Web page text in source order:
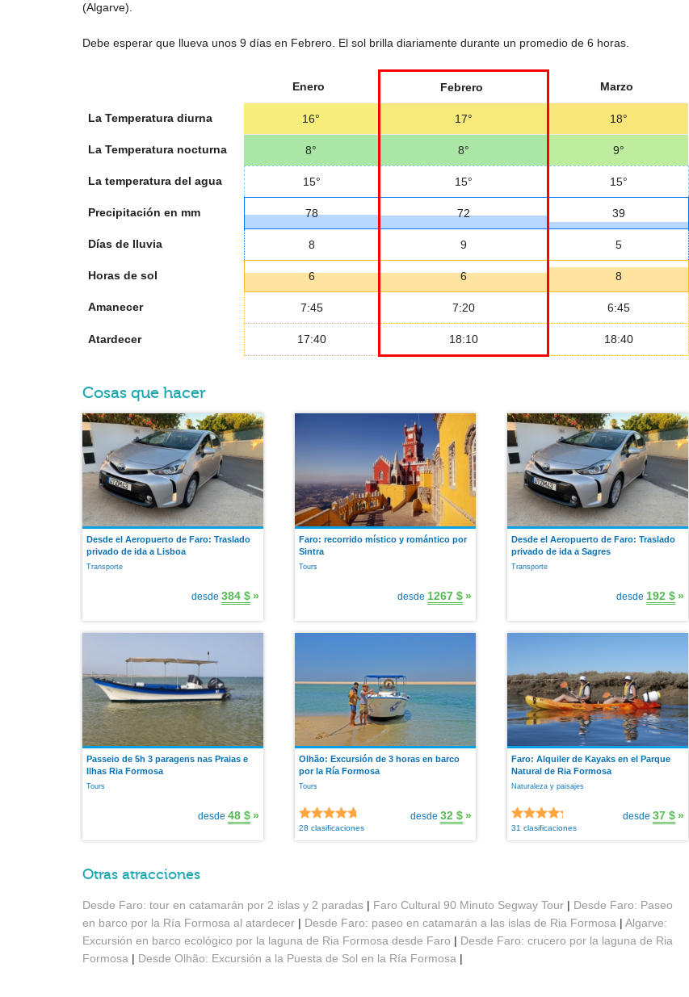
(Algarve).
Debe esperar que llueva unos 9 días en Febrero. El sol brilla diariamente durante un promedio de 6 horas.
Enero Febrero Marzo
La Temperatura diurna 16° 17° 18°
La Temperatura nocturna 8° 8° 9°
La temperatura del agua 15° 15° 15°
Precipitación en mm 78 72 39
Días de lluvia 8 9 5
Horas de sol 6 6 8
Amanecer 7:45 7:20 6:45
Atardecer 17:40 18:10 18:40
Cosas que hacer
Desde el Aeropuerto de Faro: Traslado
privado de ida a Lisboa
Transporte
desde 384 $»
Faro: recorrido místico y romántico por
Sintra
Tours
desde 1267 $»
Desde el Aeropuerto de Faro: Traslado
privado de ida a Sagres
Transporte
desde 192 $»
Passeio de 5h 3 paragens nas Praias e
Ilhas Ria Formosa
Tours
desde 48 $»
Olhão: Excursión de 3 horas en barco
por la Ría Formosa
Tours
28 clasificaciones
desde 32 $»
Faro: Alquiler de Kayaks en el Parque
Natural de Ria Formosa
Naturaleza y paisajes
31 clasificaciones
desde 37 $»
Otras atracciones
Desde Faro: tour en catamarán por 2 islas y 2 paradas | Faro Cultural 90 Minuto Segway Tour | Desde Faro: Paseo
en barco por la Ría Formosa al atardecer | Desde Faro: paseo en catamarán a las islas de Ria Formosa | Algarve:
Excursión en barco ecológico por la laguna de Ria Formosa desde Faro | Desde Faro: crucero por la laguna de Ria
Formosa | Desde Olhão: Excursión a la Puesta de Sol en la Ría Formosa |